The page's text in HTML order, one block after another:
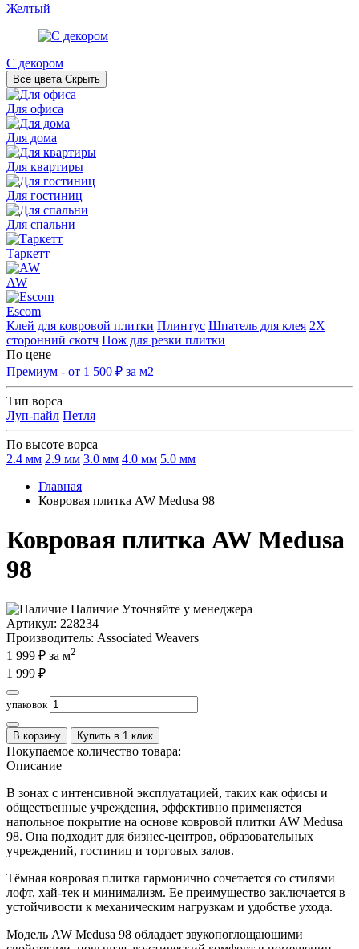
Желтый
С декором
Все цвета Скрыть
Для офиса
Для дома
Для квартиры
Для гостиниц
Для спальни
Таркетт
AW
Escom
Клей для ковровой плитки Плинтус Шпатель для клея 2Х
сторонний скотч Нож для резки плитки
По цене
Премиум - от 1 500 ₽ за м2
Тип ворса
Луп-пайл Петля
По высоте ворса
2.4 мм 2.9 мм 3.0 мм 4.0 мм 5.0 мм
Главная
Ковровая плитка AW Medusa 98
Ковровая плитка AW Medusa
98
Наличие Уточняйте у менеджера
Артикул: 228234
Производитель: Associated Weavers
1 999 ₽ за м2
1 999 ₽
упаковок
В корзину Купить в 1 клик
Покупаемое количество товара:
Описание
В зонах с интенсивной эксплуатацией, таких как офисы и
общественные учреждения, эффективно применяется
напольное покрытие на основе ковровой плитки AW Medusa
98. Она подходит для бизнес-центров, образовательных
учреждений, гостиниц и торговых залов.
Тёмная ковровая плитка гармонично сочетается со стилями
лофт, хай-тек и минимализм. Ее преимущество заключается в
устойчивости к механическим нагрузкам и удобстве ухода.
Модель AW Medusa 98 обладает звукопоглощающими